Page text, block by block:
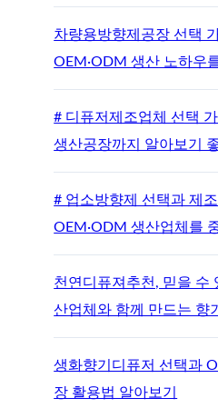
차량용방향제공장 선택
OEM·ODM 생산 노하우
# 디퓨저제조업체 선택
생산공장까지 알아보기
# 업소방향제 선택과 제
OEM·ODM 생산업체를
천연디퓨져추천, 믿을 수
산업체와 함께 만드는 향
생화향기디퓨저 선택과
장 활용법 알아보기